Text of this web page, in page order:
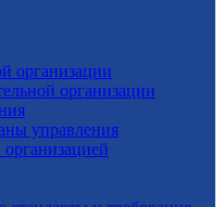
организации
организации
управления
организацией